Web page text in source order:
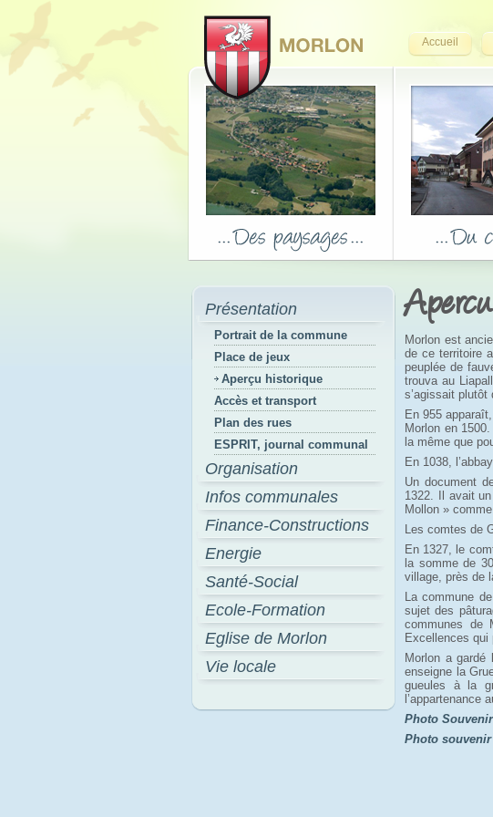
Accueil
Présentation
Portrait de la commune
Place de jeux
Aperçu historique
Accès et transport
Plan des rues
ESPRIT, journal communal
Organisation
Infos communales
Finance-Constructions
Energie
Santé-Social
Ecole-Formation
Eglise de Morlon
Vie locale
Morlon est
de ce territoire
peuplée de
trouva au
s’agissait plutôt
En 955
Morlon en
la même que
En 1038,
Un document
1322. Il avait
Mollon »
Les comtes de
En 1327, le
la somme de
village, près de
La commune
sujet des
communes de
Excellences qui
Morlon a
enseigne la
gueules à la
l’appartenance
Photo
Photo